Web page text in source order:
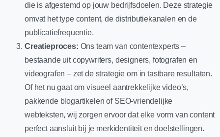
die is afgestemd op jouw bedrijfsdoelen. Deze strategie
omvat het type content, de distributiekanalen en de
publicatiefrequentie.
Creatieproces: Ons team van contentexperts –
bestaande uit copywriters, designers, fotografen en
videografen – zet de strategie om in tastbare resultaten.
Of het nu gaat om visueel aantrekkelijke video’s,
pakkende blogartikelen of SEO-vriendelijke
webteksten, wij zorgen ervoor dat elke vorm van content
perfect aansluit bij je merkidentiteit en doelstellingen.